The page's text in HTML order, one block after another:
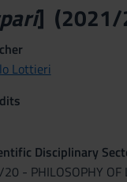
] (2021/
Lottieri
Disciplinary
20 - PHILOSOPHY OF